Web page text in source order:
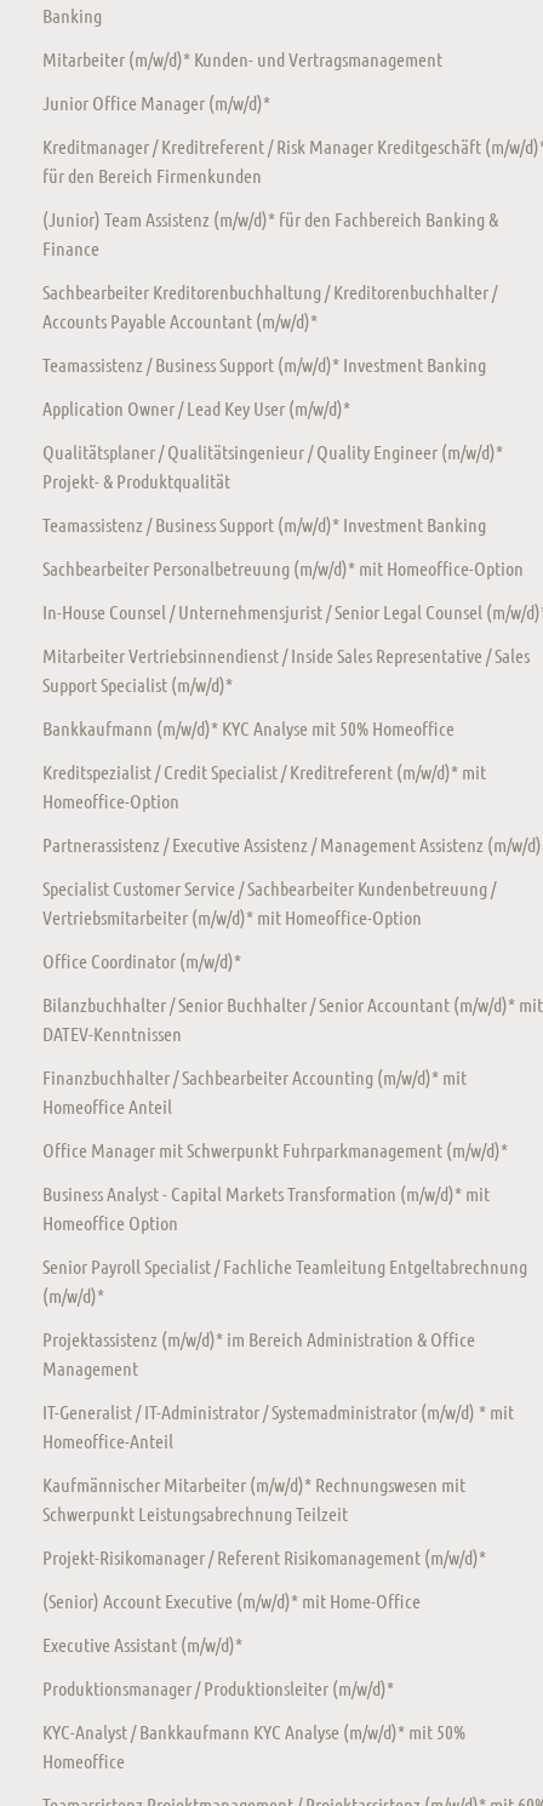
Banking
Mitarbeiter (m/w/d)* Kunden- und Vertragsmanagement
Junior Office Manager (m/w/d)*
Kreditmanager / Kreditreferent / Risk Manager Kreditgeschäft (m/w/
für den Bereich Firmenkunden
(Junior) Team Assistenz (m/w/d)* für den Fachbereich Banking &
Finance
Sachbearbeiter Kreditorenbuchhaltung / Kreditorenbuchhalter /
Accounts Payable Accountant (m/w/d)*
Teamassistenz / Business Support (m/w/d)* Investment Banking
Application Owner / Lead Key User (m/w/d)*
Qualitätsplaner / Qualitätsingenieur / Quality Engineer (m/w/d)*
Projekt- & Produktqualität
Teamassistenz / Business Support (m/w/d)* Investment Banking
Sachbearbeiter Personalbetreuung (m/w/d)* mit Homeoffice-Option
In-House Counsel / Unternehmensjurist / Senior Legal Counsel (m/w/
Mitarbeiter Vertriebsinnendienst / Inside Sales Representative / Sales
Support Specialist (m/w/d)*
Bankkaufmann (m/w/d)* KYC Analyse mit 50% Homeoffice
Kreditspezialist / Credit Specialist / Kreditreferent (m/w/d)* mit
Homeoffice-Option
Partnerassistenz / Executive Assistenz / Management Assistenz (m/w/
Specialist Customer Service / Sachbearbeiter Kundenbetreuung /
Vertriebsmitarbeiter (m/w/d)* mit Homeoffice-Option
Office Coordinator (m/w/d)*
Bilanzbuchhalter / Senior Buchhalter / Senior Accountant (m/w/d)* mit
DATEV-Kenntnissen
Finanzbuchhalter / Sachbearbeiter Accounting (m/w/d)* mit
Homeoffice Anteil
Office Manager mit Schwerpunkt Fuhrparkmanagement (m/w/d)*
Business Analyst - Capital Markets Transformation (m/w/d)* mit
Homeoffice Option
Senior Payroll Specialist / Fachliche Teamleitung Entgeltabrechnung
(m/w/d)*
Projektassistenz (m/w/d)* im Bereich Administration & Office
Management
IT-Generalist / IT-Administrator / Systemadministrator (m/w/d) * mit
Homeoffice-Anteil
Kaufmännischer Mitarbeiter (m/w/d)* Rechnungswesen mit
Schwerpunkt Leistungsabrechnung Teilzeit
Projekt-Risikomanager / Referent Risikomanagement (m/w/d)*
(Senior) Account Executive (m/w/d)* mit Home-Office
Executive Assistant (m/w/d)*
Produktionsmanager / Produktionsleiter (m/w/d)*
KYC-Analyst / Bankkaufmann KYC Analyse (m/w/d)* mit 50%
Homeoffice